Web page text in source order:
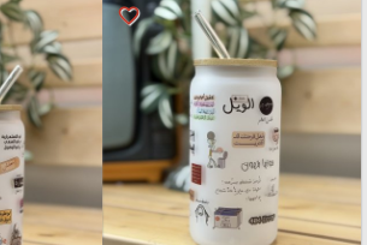
favorite_border